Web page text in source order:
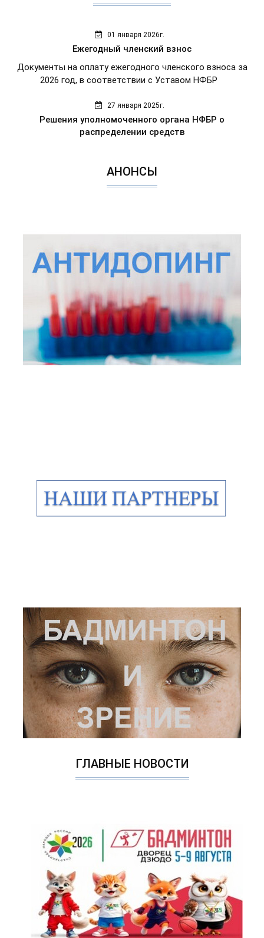
01 января 2026г.
Ежегодный членский взнос
Документы на оплату ежегодного членского взноса за
2026 год, в соответствии с Уставом НФБР
27 января 2025г.
Решения уполномоченного органа НФБР о
распределении средств
АНОНСЫ
ГЛАВНЫЕ НОВОСТИ